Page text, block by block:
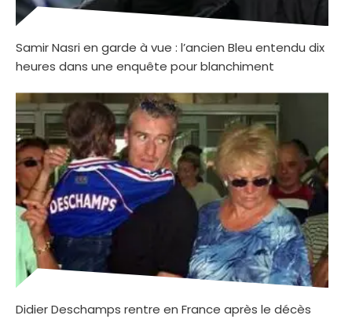
Samir Nasri en garde à vue : l’ancien Bleu entendu dix
heures dans une enquête pour blanchiment
Didier Deschamps rentre en France après le décès